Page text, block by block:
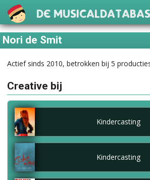
De
Nori de Smit
Actief sinds 2010, betrokken bij 5
Creative bij
Kindercasting
Kindercasting